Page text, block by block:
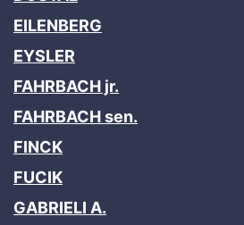
EILENBERG
EYSLER
FAHRBACH jr.
FAHRBACH sen.
FINCK
FUCIK
GABRIELI A.